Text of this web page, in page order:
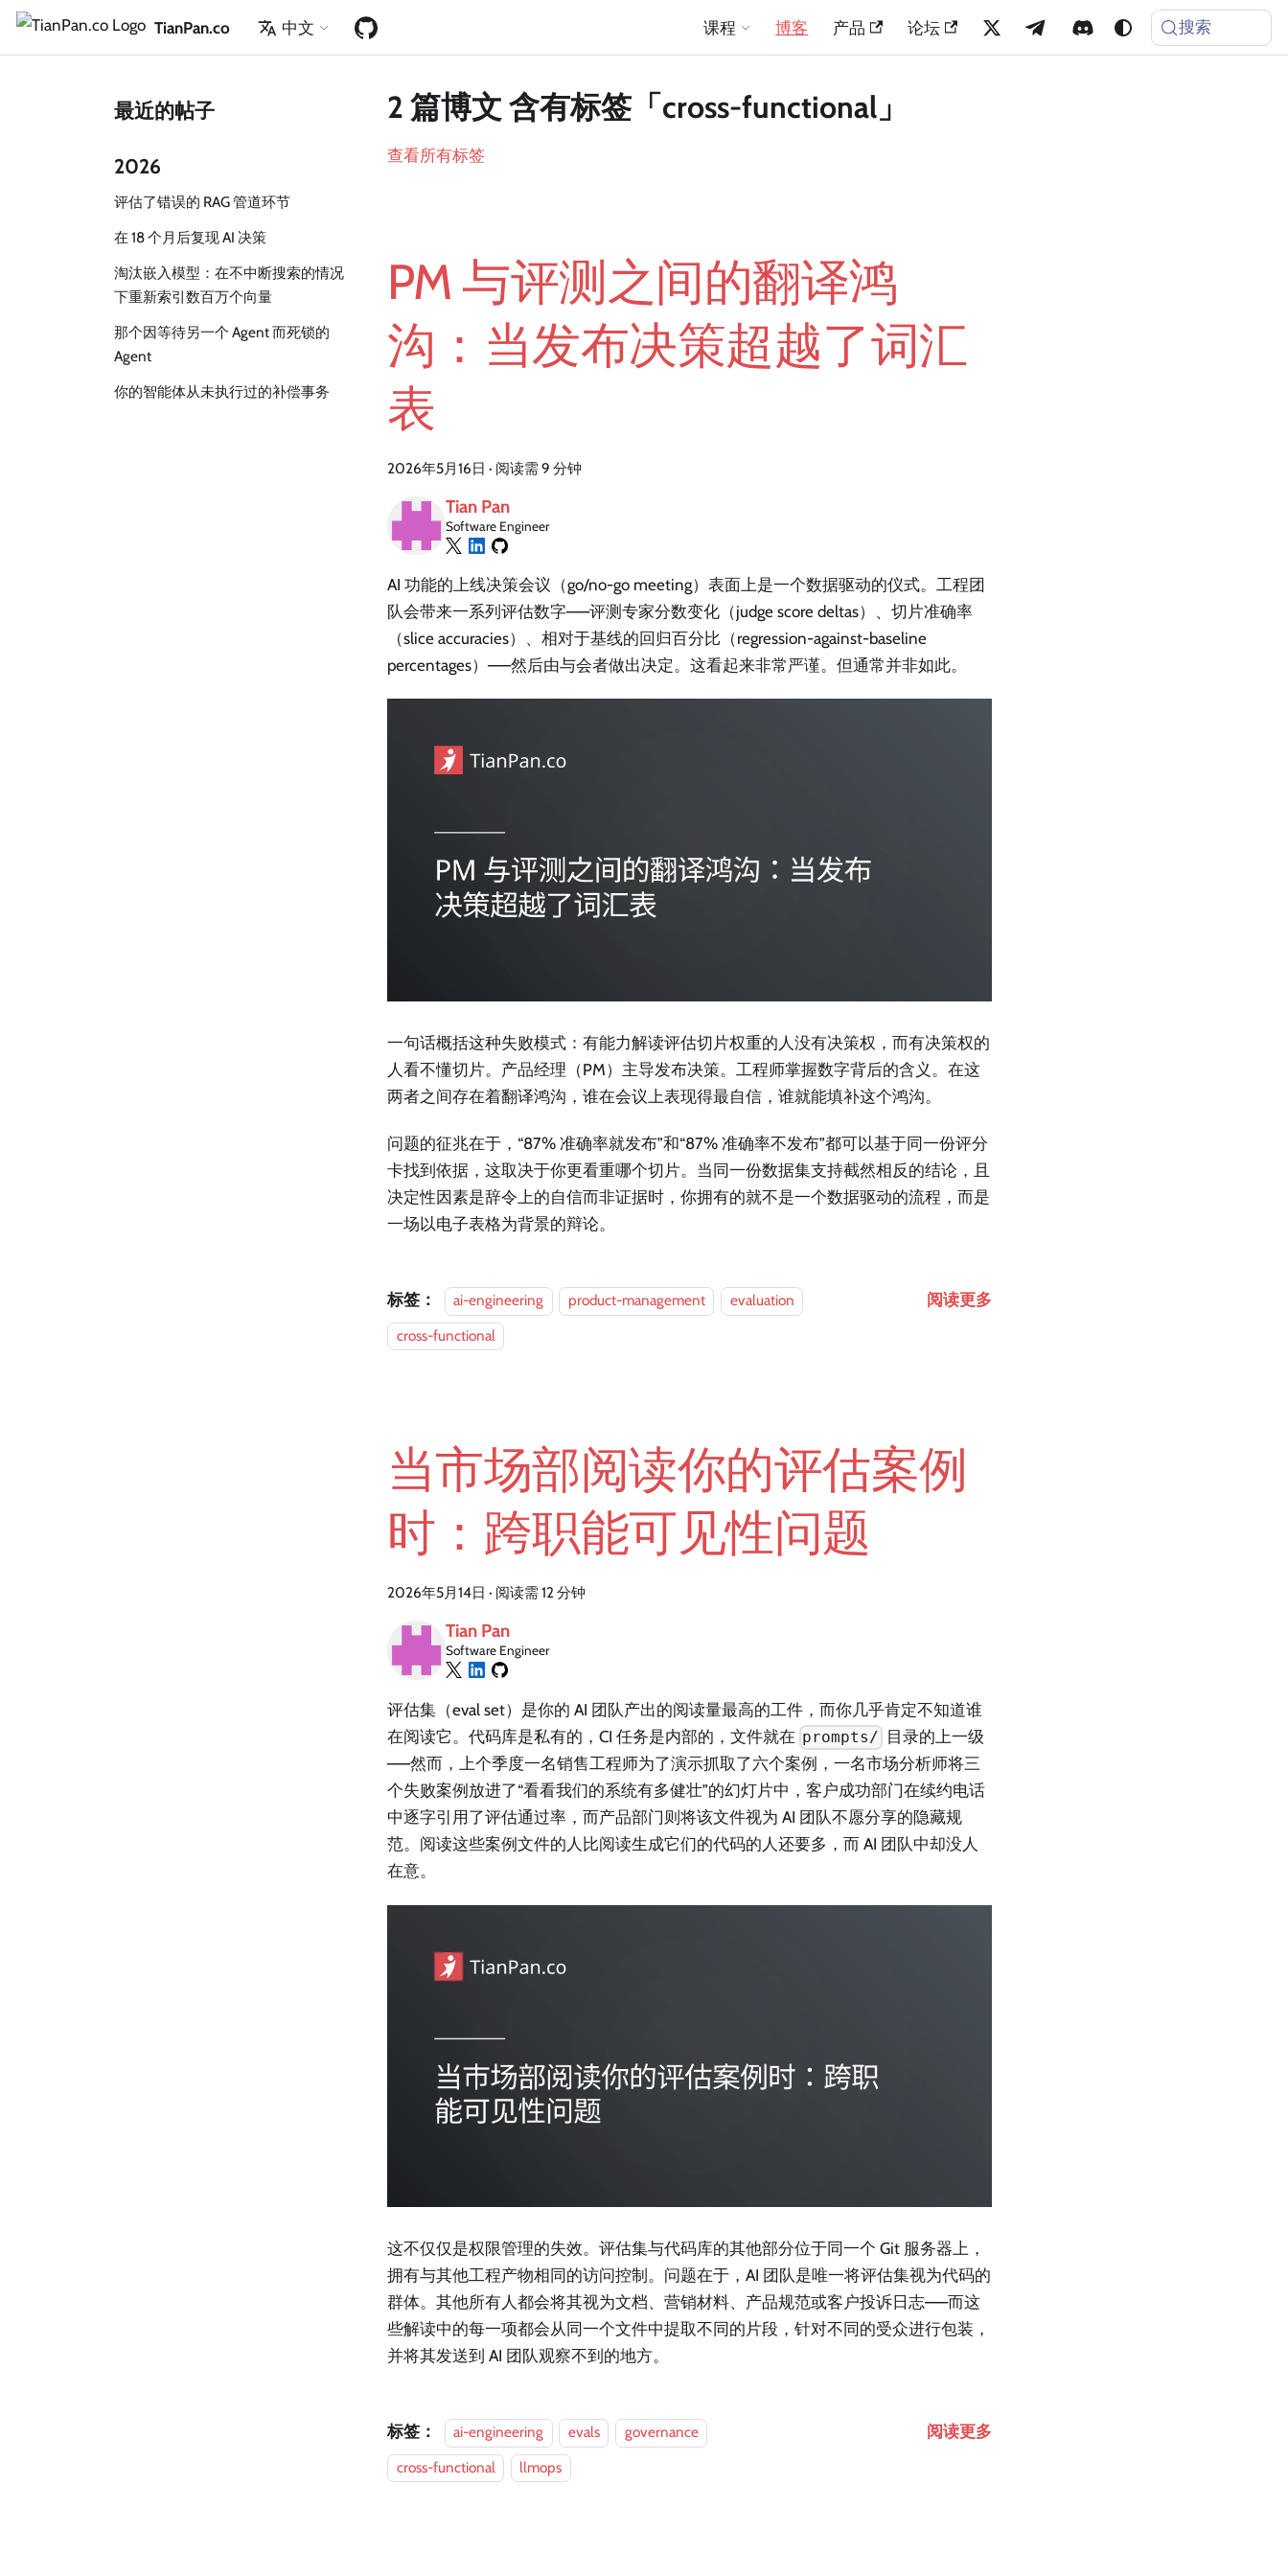
TianPan.co 中文 课程 博客 产品 论坛 搜索
最近的帖子
2026
评估了错误的 RAG 管道环节
在 18 个月后复现 AI 决策
淘汰嵌入模型：在不中断搜索的情况
下重新索引数百万个向量
那个因等待另一个 Agent 而死锁的
Agent
你的智能体从未执行过的补偿事务
2 篇博文 含有标签「cross-functional」
查看所有标签
PM 与评测之间的翻译鸿
沟：当发布决策超越了词汇
表
2026年5月16日 · 阅读需 9 分钟
Tian Pan
Software Engineer
AI 功能的上线决策会议（go/no-go meeting）表面上是一个数据驱动的仪式。工程团
队会带来一系列评估数字——评测专家分数变化（judge score deltas）、切片准确率
（slice accuracies）、相对于基线的回归百分比（regression-against-baseline
percentages）——然后由与会者做出决定。这看起来非常严谨。但通常并非如此。
一句话概括这种失败模式：有能力解读评估切片权重的人没有决策权，而有决策权的
人看不懂切片。产品经理（PM）主导发布决策。工程师掌握数字背后的含义。在这
两者之间存在着翻译鸿沟，谁在会议上表现得最自信，谁就能填补这个鸿沟。
问题的征兆在于，“87% 准确率就发布”和“87% 准确率不发布”都可以基于同一份评分
卡找到依据，这取决于你更看重哪个切片。当同一份数据集支持截然相反的结论，且
决定性因素是辞令上的自信而非证据时，你拥有的就不是一个数据驱动的流程，而是
一场以电子表格为背景的辩论。
标签： ai-engineering product-management
evaluation
cross-functional
阅读更多
当市场部阅读你的评估案例
时：跨职能可见性问题
2026年5月14日 · 阅读需 12 分钟
Tian Pan
Software Engineer
评估集（eval set）是你的 AI 团队产出的阅读量最高的工件，而你几乎肯定不知道谁
在阅读它。代码库是私有的，CI 任务是内部的，文件就在 prompts/ 目录的上一级
——然而，上个季度一名销售工程师为了演示抓取了六个案例，一名市场分析师将三
个失败案例放进了“看看我们的系统有多健壮”的幻灯片中，客户成功部门在续约电话
中逐字引用了评估通过率，而产品部门则将该文件视为 AI 团队不愿分享的隐藏规
范。阅读这些案例文件的人比阅读生成它们的代码的人还要多，而 AI 团队中却没人
在意。
这不仅仅是权限管理的失效。评估集与代码库的其他部分位于同一个 Git 服务器上，
拥有与其他工程产物相同的访问控制。问题在于，AI 团队是唯一将评估集视为代码的
群体。其他所有人都会将其视为文档、营销材料、产品规范或客户投诉日志——而这
些解读中的每一项都会从同一个文件中提取不同的片段，针对不同的受众进行包装，
并将其发送到 AI 团队观察不到的地方。
标签： ai-engineering evals
governance
cross-functional
llmops
阅读更多